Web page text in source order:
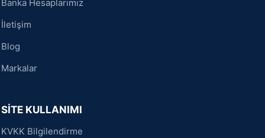
Banka Hesaplarımız
İletişim
Blog
Markalar
SİTE KULLANIMI
KVKK Bilgilendirme